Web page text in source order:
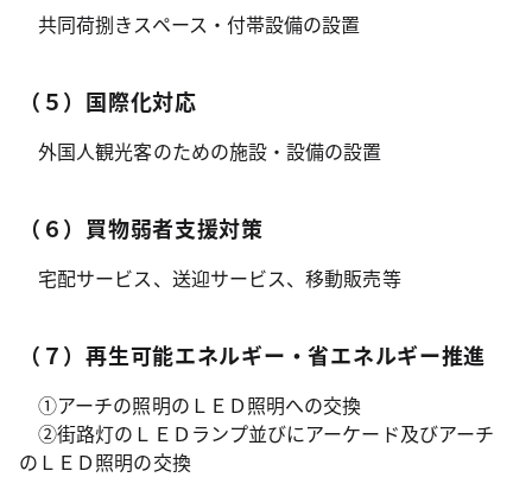
共同荷捌きスペース・付帯設備の設置
（５）国際化対応
外国人観光客のための施設・設備の設置
（６）買物弱者支援対策
宅配サービス、送迎サービス、移動販売等
（７）再生可能エネルギー・省エネルギー推進
①アーチの照明のＬＥＤ照明への交換
②街路灯のＬＥＤランプ並びにアーケード及びアーチ
のＬＥＤ照明の交換